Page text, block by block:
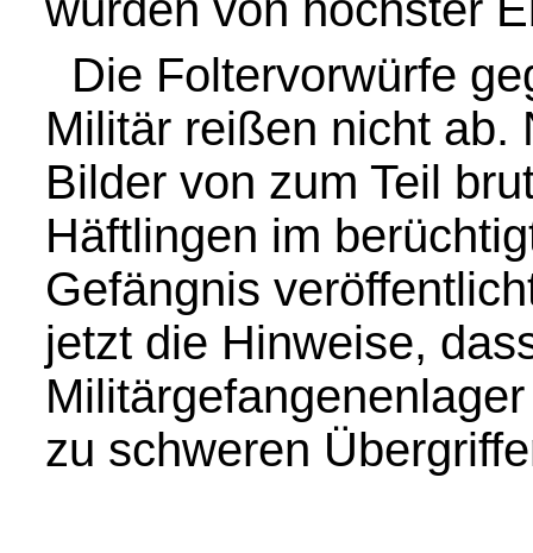
Die Foltervorwürfe
Militär reißen nicht ab.
Bilder von zum Teil
Häftlingen im
Gefängnis
jetzt die Hinweise,
zu schweren